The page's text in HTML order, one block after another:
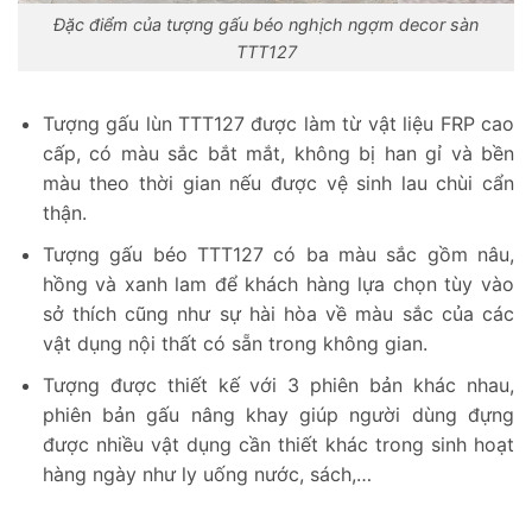
Đặc điểm của tượng gấu béo nghịch ngợm decor sàn
TTT127
Tượng gấu lùn TTT127 được làm từ vật liệu FRP cao
cấp, có màu sắc bắt mắt, không bị han gỉ và bền
màu theo thời gian nếu được vệ sinh lau chùi cẩn
thận.
Tượng gấu béo TTT127 có ba màu sắc gồm nâu,
hồng và xanh lam để khách hàng lựa chọn tùy vào
sở thích cũng như sự hài hòa về màu sắc của các
vật dụng nội thất có sẵn trong không gian.
Tượng được thiết kế với 3 phiên bản khác nhau,
phiên bản gấu nâng khay giúp người dùng đựng
được nhiều vật dụng cần thiết khác trong sinh hoạt
hàng ngày như ly uống nước, sách,…